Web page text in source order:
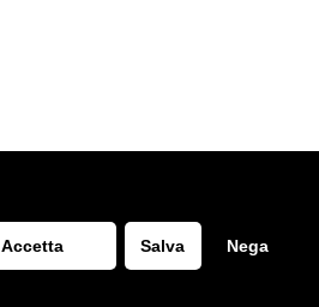
Accetta Salva Nega
Realizzazione Siti Web ITALA